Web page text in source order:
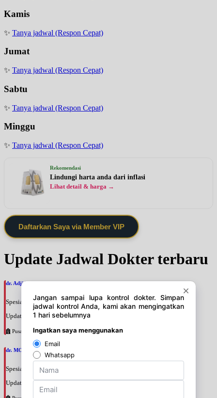
Kamis
✨ Tanya jadwal (Respon Cepat)
Jumat
✨ Tanya jadwal (Respon Cepat)
Sabtu
✨ Tanya jadwal (Respon Cepat)
Minggu
✨ Tanya jadwal (Respon Cepat)
Rekomendasi
Lindungi harta anda dari inflasi
Lihat detail & harga →
Daftarkan Saya via Member VIP
Update Jadwal Dokter terbaru
dr. Adji Suprajitno, SpPD
Spesialis: Penyakit Dalam
Update terakhir: 2026-08-07 20:37:59
Pusat Pertamina
dr. MOCHAMAD PASHA, SpPD
Spesialis: Penyakit Dalam
Update terakhir: 2026-08-07 20:35:45